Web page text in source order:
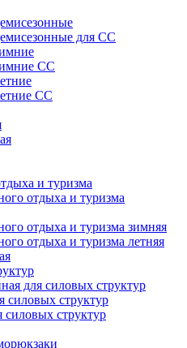
для СС
СС
СС
и туризма
отдыха и туризма
отдыха и туризма зимняя
отдыха и туризма летняя
для силовых структур
силовых структур
силовых структур